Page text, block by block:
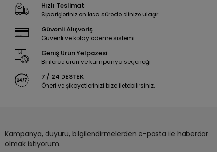
Hızlı Teslimat
Siparişleriniz en kısa sürede elinize ulaşır.
Güvenli Alışveriş
Güvenli ve kolay ödeme sistemi
Geniş Ürün Yelpazesi
Binlerce ürün ve kampanya seçeneği
7 / 24 DESTEK
Öneri ve şikayetlerinizi bize iletebilirsiniz.
Kampanya, duyuru, bilgilendirmelerden e-posta ile haberdar
olmak istiyorum.